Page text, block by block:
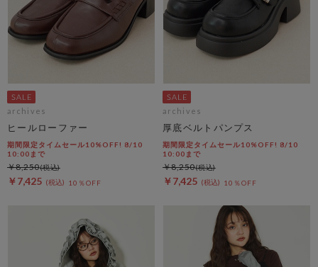
archives
ヒールローファー
期間限定タイムセール10%OFF! 8/10
10:00まで
￥7,425 10％OFF
￥8,250
archives
厚底ベルトパンプス
期間限定タイムセール10%OFF! 8/10
10:00まで
￥7,425 10％OFF
￥8,250